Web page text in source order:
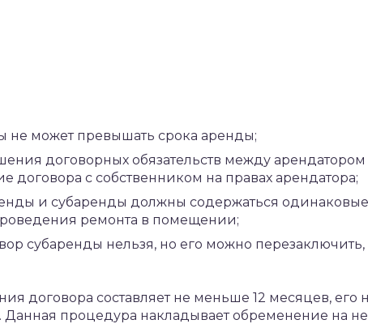
не может превышать срока аренды;
договорных обязательств между
договора с собственником на правах арендатора;
и субаренды должны содержаться
ремонта в помещении;
субаренды нельзя, но его можно
договора составляет не меньше 12 месяцев, его
Данная процедура накладывает обременение на